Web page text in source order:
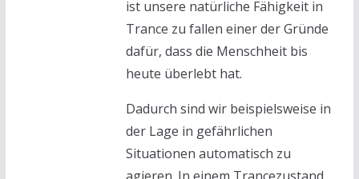
ist unsere natürliche Fähigkeit in
Trance zu fallen einer der Gründe
dafür, dass die Menschheit bis
heute überlebt hat.
Dadurch sind wir beispielsweise in
der Lage in gefährlichen
Situationen automatisch zu